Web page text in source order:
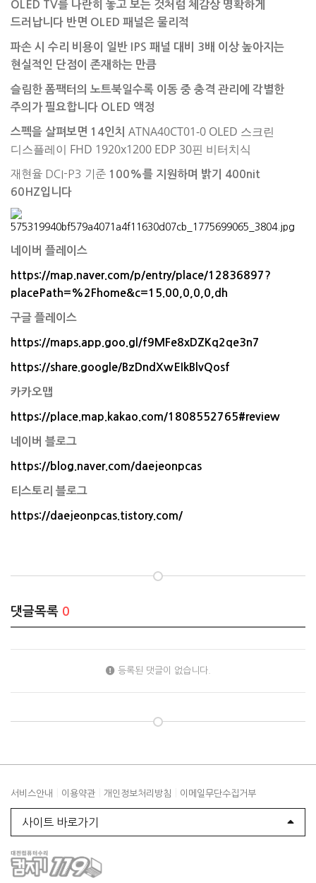
OLED TV를 나란히 놓고 보는 것처럼 체감상 명확하게
드러납니다 반면 OLED 패널은 물리적
파손 시 수리 비용이 일반 IPS 패널 대비 3배 이상 높아지는
현실적인 단점이 존재하는 만큼
슬림한 폼팩터의 노트북일수록 이동 중 충격 관리에 각별한
주의가 필요합니다 OLED 액정
스펙을 살펴보면 14인치 ATNA40CT01-0 OLED 스크린
디스플레이 FHD 1920x1200 EDP 30핀 비터치식
재현율 DCI-P3 기준 100%를 지원하며 밝기 400nit
60HZ입니다
네이버 플레이스
https://map.naver.com/p/entry/place/12836897?
placePath=%2Fhome&c=15.00,0,0,0,dh
구글 플레이스
https://maps.app.goo.gl/f9MFe8xDZKq2qe3n7
https://share.google/BzDndXwEIkBlvQosf
카카오맵
https://place.map.kakao.com/1808552765#review
네이버 블로그
https://blog.naver.com/daejeonpcas
티스토리 블로그
https://daejeonpcas.tistory.com/
댓글목록 0
등록된 댓글이 없습니다.
서비스안내 이용약관 개인정보처리방침 이메일무단수집거부
사이트 바로가기